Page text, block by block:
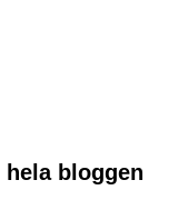
hela bloggen